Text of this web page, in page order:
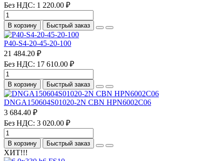
Без НДС: 1 220.00 ₽
В корзину Быстрый заказ
P40-S4-20-45-20-100
21 484.20 ₽
Без НДС: 17 610.00 ₽
В корзину Быстрый заказ
DNGA150604S01020-2N CBN HPN6002C06
3 684.40 ₽
Без НДС: 3 020.00 ₽
В корзину Быстрый заказ
ХИТ!!!